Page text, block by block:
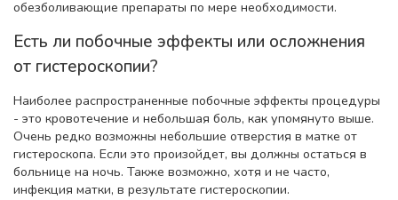
обезболивающие препараты по мере необходимости.
Есть ли побочные эффекты или осложнения
от гистероскопии?
Наиболее распространенные побочные эффекты процедуры
- это кровотечение и небольшая боль, как упомянуто выше.
Очень редко возможны небольшие отверстия в матке от
гистероскопа. Если это произойдет, вы должны остаться в
больнице на ночь. Также возможно, хотя и не часто,
инфекция матки, в результате гистероскопии.